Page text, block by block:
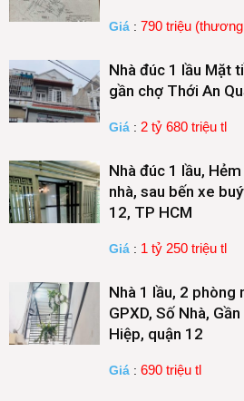
Giá : 790 triệu
Nhà đúc 1 lầu Mặt
gần chợ Thới An
Giá : 2 tỷ 680 triệu tl
Nhà đúc 1 lầu,
nhà, sau bến xe
12, TP HCM
Giá : 1 tỷ 250 triệu tl
Nhà 1 lầu, 2 phòng
GPXD, Số Nhà,
Hiệp, quận 12
Giá : 690 triệu tl